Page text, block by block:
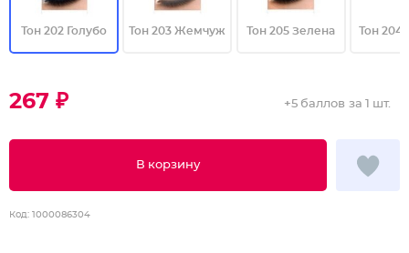
Тон 202 Голубо Тон 203 Жемчуж Тон 205 Зелена Тон 204
267 ₽
В корзину
+5 баллов за 1 шт.
Код: 1000086304